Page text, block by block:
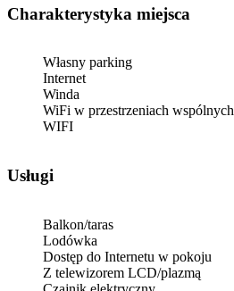
Charakterystyka miejsca
Własny parking
Internet
Winda
WiFi w przestrzeniach wspólnych
WIFI
Usługi
Balkon/taras
Lodówka
Dostęp do Internetu w pokoju
Z telewizorem LCD/plazmą